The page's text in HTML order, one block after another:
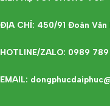
ĐỊA CHỈ: 450/91 Đoàn Văn
HOTLINE/ZALO: 0989
EMAIL: